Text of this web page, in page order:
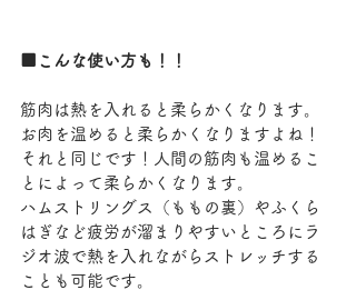
■こんな使い方も！！
筋肉は熱を入れると柔らかくなります。
お肉を温めると柔らかくなりますよね！
それと同じです！人間の筋肉も温めるこ
とによって柔らかくなります。
ハムストリングス（ももの裏）やふくら
はぎなど疲労が溜まりやすいところにラ
ジオ波で熱を入れながらストレッチする
ことも可能です。